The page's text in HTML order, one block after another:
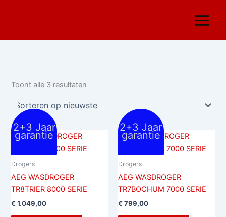
inhoud
Toont alle 3 resultaten
2+3 Jaar
garantie
Drogers
AEG WASDROGER
TR8TRIER 8000 SERIE
€ 1.049,00
2+3 Jaar
garantie
Drogers
AEG WASDROGER
TR7BOCHUM 7000 SERIE
€ 799,00